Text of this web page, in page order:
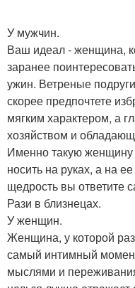
У мужчин.
Ваш идеал - женщина,
заранее
ужин. Ветреные
скорее предпочтете
мягким характером, а
хозяйством и
Именно такую женщину
носить на руках, а на
щедрость вы ответите
Рази в близнецах.
У женщин.
Женщина, у которой
самый интимный
мыслями и